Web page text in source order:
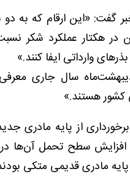
گفت: «این ارقام که به دو
هکتار عملکرد شکر
وارداتی ایفا کنند.»
سال جاری
کشور هستند.»
برخورداری از پایه مادری
افزایش سطح تحمل آن‌ها
مادری قدیمی متکی